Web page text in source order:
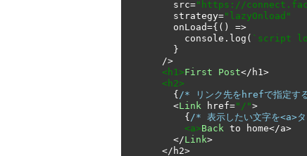
        src
="https://
        strategy
="lazyOnload"
        onLoad
={()
=>
          console
. log ( `script
}
/>
<h1>First Post</ h1>
<h2>
{ /* リンク先をhrefで指定
<Link href="/">
{ /* 表示したい文字を<a>
<a>Back to home</a>
</Link>
</ h2>